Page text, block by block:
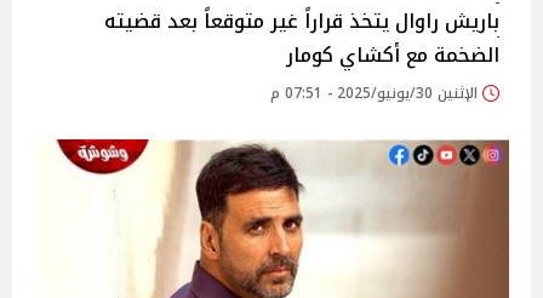
باريش راوال يتخذ قراراً غير متوقعاً بعد قضيته
الضخمة مع أكشاي كومار
الإثنين 30/يونيو/2025 - 07:51 م